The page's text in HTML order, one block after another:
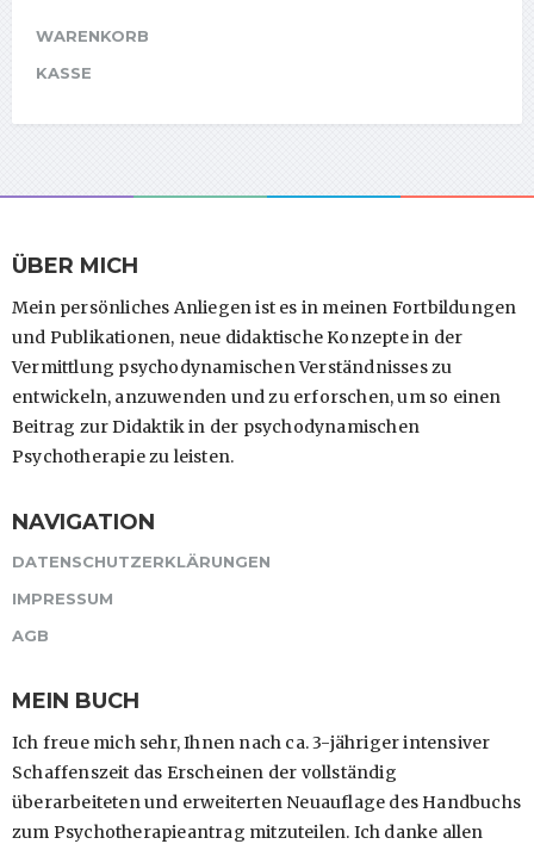
WARENKORB
KASSE
ÜBER MICH
Mein persönliches Anliegen ist es in meinen Fortbildungen
und Publikationen, neue didaktische Konzepte in der
Vermittlung psychodynamischen Verständnisses zu
entwickeln, anzuwenden und zu erforschen, um so einen
Beitrag zur Didaktik in der psychodynamischen
Psychotherapie zu leisten.
NAVIGATION
DATENSCHUTZERKLÄRUNGEN
IMPRESSUM
AGB
MEIN BUCH
Ich freue mich sehr, Ihnen nach ca. 3-jähriger intensiver
Schaffenszeit das Erscheinen der vollständig
überarbeiteten und erweiterten Neuauflage des Handbuchs
zum Psychotherapieantrag mitzuteilen. Ich danke allen